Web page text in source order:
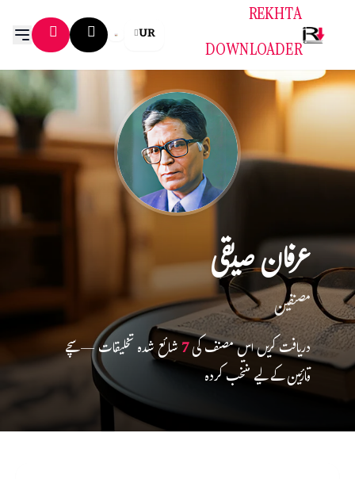
REKHTA
DOWNLOADER
UR
عرفان صدیقی
مصنفین
دریافت کریں اس مصنف کی7شائع شدہ تخلیقات — سچے
قارئین کے لیے منتخب کردہ